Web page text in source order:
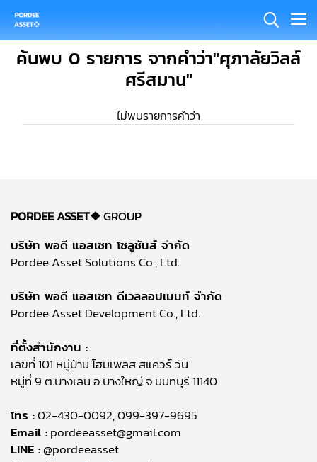
ค้นพบ 0 รายการ จากคำว่า"ศุภาลัยวิลล์
ศรีสมาน"
ไม่พบรายการคำว่า
PORDEE ASSET❖GROUP
บริษัท พอดี แอสเซท โซลูชันส์ จำกัด
Pordee Asset Solutions Co., Ltd.
บริษัท พอดี แอสเซท ดีเวลลอปเมนท์ จำกัด
Pordee Asset Development Co., Ltd.
ที่ตั้งสำนักงาน :
เลขที่ 101 หมู่บ้าน โฮมเพลส สแควร์ วัน
หมู่ที่ 9 ต.บางเลน อ.บางใหญ่ จ.นนทบุรี 11140
โทร :02-430-0092, 099-397-9695
Email :pordeeasset@gmail.com
LINE :@pordeeasset